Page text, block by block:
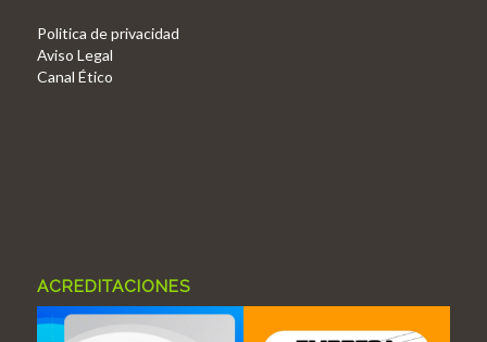
Politica de privacidad
Aviso Legal
Canal Ético
ACREDITACIONES